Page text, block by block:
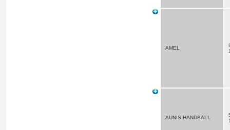
AMEL
AUNIS HANDBALL